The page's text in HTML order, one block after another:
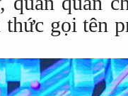
gọi tên